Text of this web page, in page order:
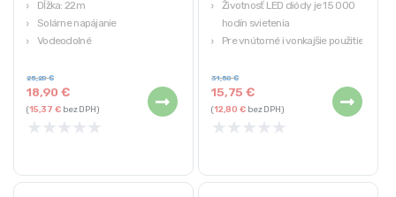
Dĺžka: 22m
Solárne napájanie
Vodeodolné
18,90€
25,20€
(15,37€bez DPH)
★ ★ ★ ★ ★
Životnosť LED diódy je 15 000
hodín svietenia
Pre vnútorné i vonkajšie použitie
Štýlové vianočné osvetlenie
15,75€
31,50€
(12,80€bez DPH)
★ ★ ★ ★ ★